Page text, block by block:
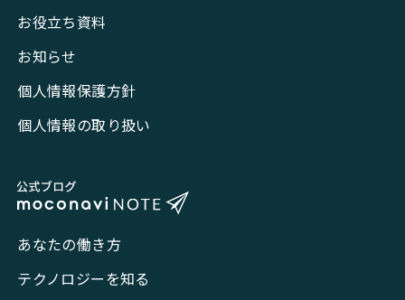
お役立ち資料
お知らせ
個人情報保護方針
個人情報の取り扱い
あなたの働き方
テクノロジーを知る